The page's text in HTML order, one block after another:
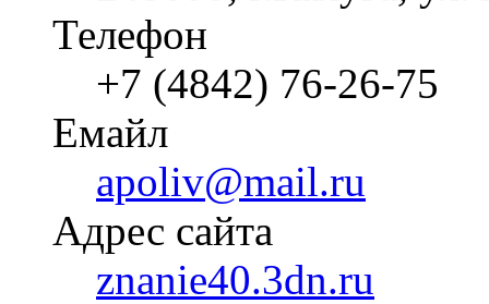
Телефон
+7 (4842) 76-26-75
Емайл
apoliv@mail.ru
Адрес сайта
znanie40.3dn.ru